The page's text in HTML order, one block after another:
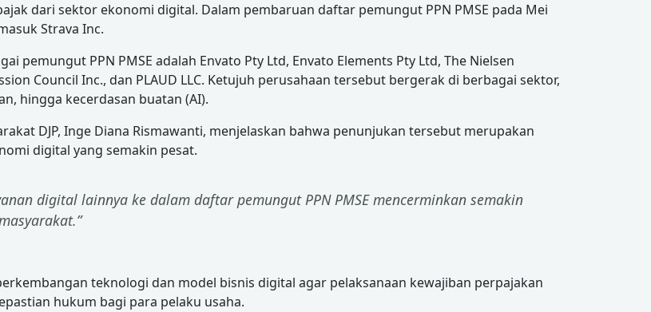
dari sektor ekonomi digital. Dalam pembaruan daftar pemungut PPN PMSE pada Mei
Strava Inc.
pemungut PPN PMSE adalah Envato Pty Ltd, Envato Elements Pty Ltd, The Nielsen
Council Inc., dan PLAUD LLC. Ketujuh perusahaan tersebut bergerak di berbagai sektor,
hingga kecerdasan buatan (AI).
DJP, Inge Diana Rismawanti, menjelaskan bahwa penunjukan tersebut merupakan
digital yang semakin pesat.
digital lainnya ke dalam daftar pemungut PPN PMSE mencerminkan semakin
teknologi dan model bisnis digital agar pelaksanaan kewajiban perpajakan
hukum bagi para pelaku usaha.